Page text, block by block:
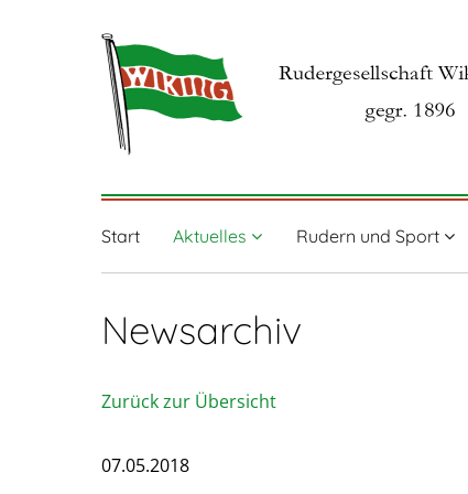
Start Aktuelles Rudern und Sport
Newsarchiv
Zurück zur Übersicht
07.05.2018